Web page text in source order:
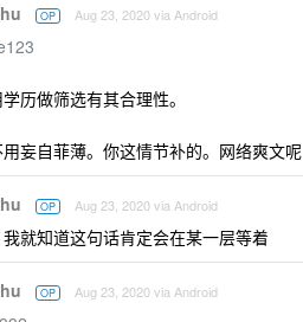
OP Aug 23, 2020 via Android
历做筛选有其合理性。
妄自菲薄。你这情节补的。网络爽文呢
OP Aug 23, 2020 via Android
就知道这句话肯定会在某一层等着
OP Aug 23, 2020 via Android